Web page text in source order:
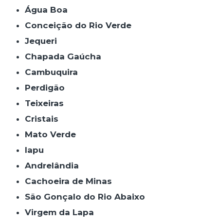
Água Boa
Conceição do Rio Verde
Jequeri
Chapada Gaúcha
Cambuquira
Perdigão
Teixeiras
Cristais
Mato Verde
Iapu
Andrelândia
Cachoeira de Minas
São Gonçalo do Rio Abaixo
Virgem da Lapa